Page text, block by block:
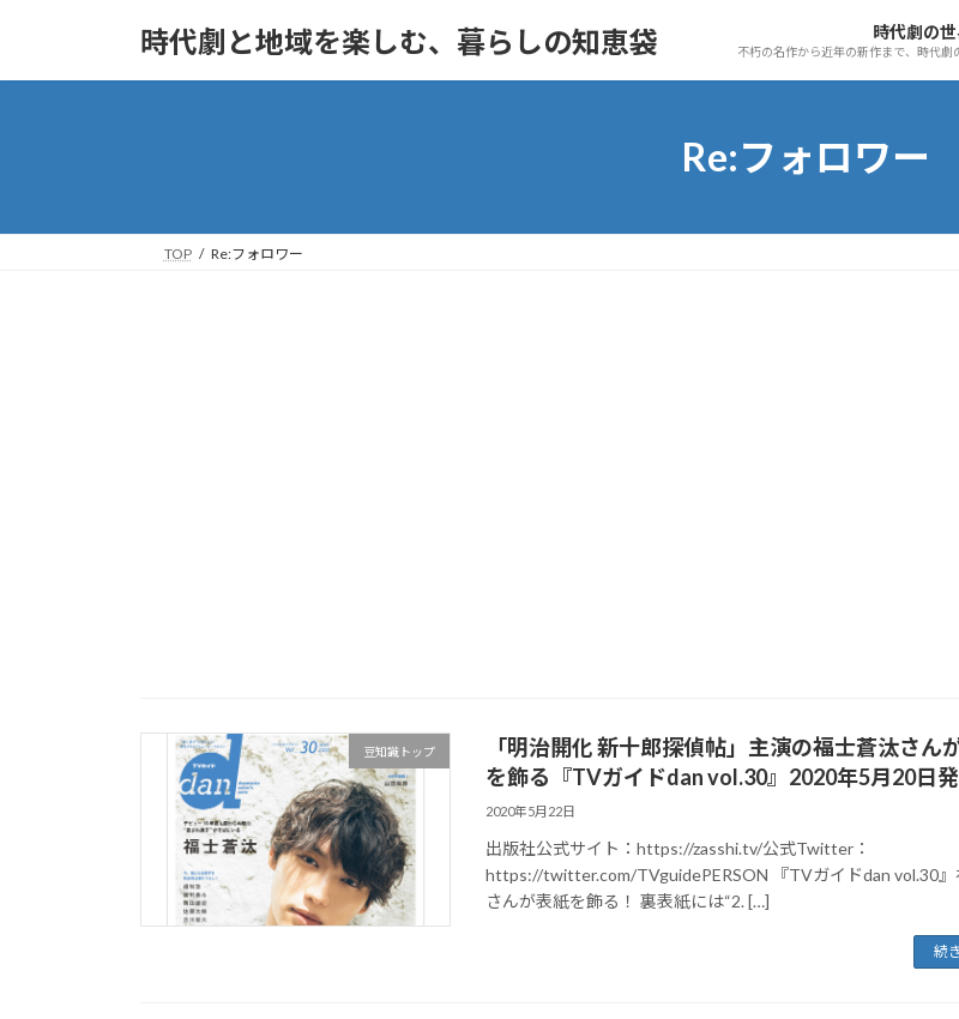
時代劇と地域を楽しむ、暮らしの知恵袋 時代劇の
不朽の名作から近年の新作まで、時代劇
Re:フォロワー
TOP Re:フォロワー
豆知識トップ
「明治開化 新十郎探偵帖」主演の福士蒼汰さん
を飾る『TVガイドdan vol.30』2020年5月20日発
2020年5月22日
出版社公式サイト：https://zasshi.tv/公式Twitter：
https://twitter.com/TVguidePERSON 『TVガイドdan vol.30』
さんが表紙を飾る！ 裏表紙には“2. […]
続